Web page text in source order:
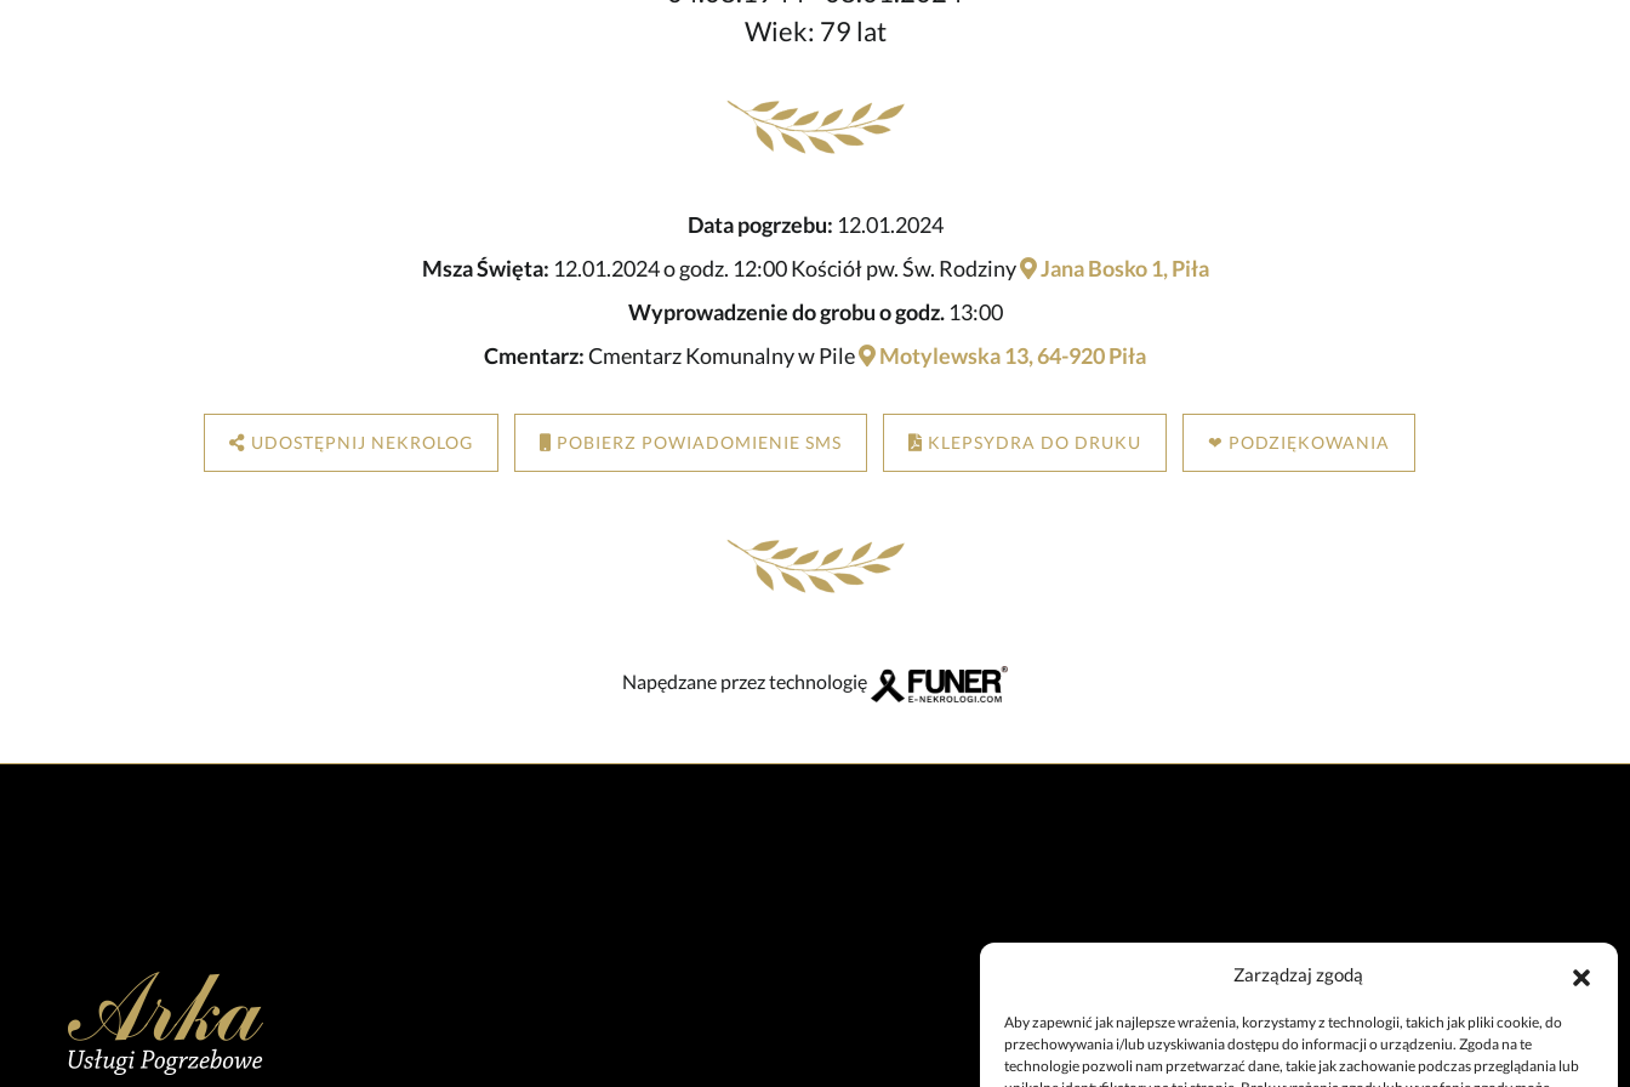
Zarządzaj zgodą
Aby zapewnić jak najlepsze wrażenia, korzystamy z technologii, takich jak pliki cookie, do
przechowywania i/lub uzyskiwania dostępu do informacji o urządzeniu. Zgoda na te
technologie pozwoli nam przetwarzać dane, takie jak zachowanie podczas przeglądania lub
Wiek: 79 lat
Data pogrzebu: 12.01.2024
Msza Święta: 12.01.2024 o godz. 12:00 Kościół pw. Św. Rodziny
Jana Bosko 1, Piła
Wyprowadzenie do grobu o godz.13:00
Cmentarz:Cmentarz Komunalny w Pile Motylewska 13, 64-920 Piła
UDOSTĘPNIJ NEKROLOG POBIERZ POWIADOMIENIE SMS KLEPSYDRA DO DRUKU ❤ PODZIĘKOWANIA
Napędzane przez technologię
Całodobowy telefon
+48 67 212 25 99